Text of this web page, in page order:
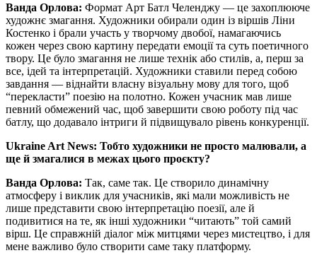
Ванда Орлова: Формат Арт Батл Челенджу — це захоплююче
художнє змагання. Художники обирали один із віршів Ліни
Костенко і брали участь у творчому двобої, намагаючись
кожен через свою картину передати емоції та суть поетичного
твору. Це було змагання не лише технік або стилів, а, перш за
все, ідей та інтерпретацій. Художники ставили перед собою
завдання — віднайти власну візуальну мову для того, щоб
“перекласти” поезію на полотно. Кожен учасник мав лише
певний обмежений час, щоб завершити свою роботу під час
батлу, що додавало інтриги й підвищувало рівень конкуренції.
Ukraine Art News: Тобто художники не просто малювали, а
ще й змагалися в межах цього проєкту?
Ванда Орлова: Так, саме так. Це створило динамічну
атмосферу і виклик для учасників, які мали можливість не
лише представити свою інтерпретацію поезії, але й
подивитися на те, як інші художники “читають” той самий
вірш. Це справжній діалог між митцями через мистецтво, і для
мене важливо було створити саме таку платформу.